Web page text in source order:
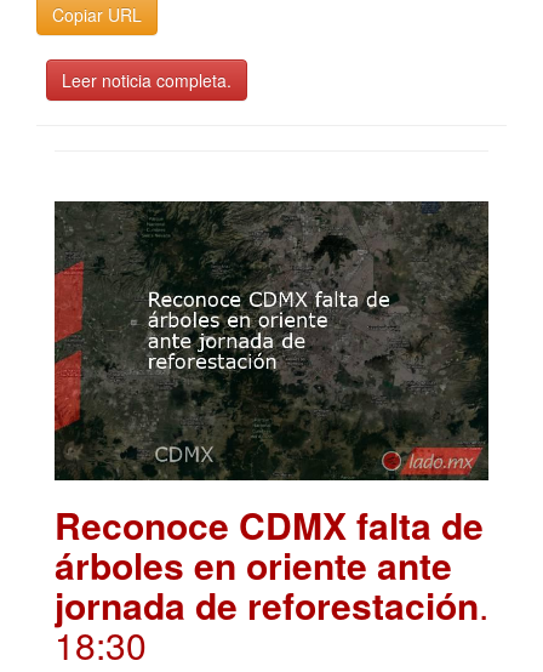
Copiar URL
Leer noticia completa.
Reconoce CDMX falta de
árboles en oriente ante
jornada de reforestación.
18:30